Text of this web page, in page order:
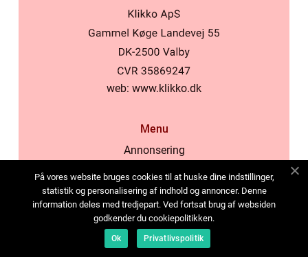
web: www.klikko.dk
Menu
Annonsering
Cookies
Kontakta oss
Sitemap
På vores website bruges cookies til at huske dine indstillinger,
statistik og personalisering af indhold og annoncer. Denne
information deles med tredjepart. Ved fortsat brug af websiden
godkender du cookiepolitikken.
Ok Privatlivspolitik